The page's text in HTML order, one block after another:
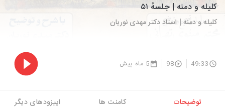
کلیله و دمنه | جلسهٔ ۵۱
کلیله و دمنه | استاد دکتر مهدی نوریان
49:33
98 5 ماه پیش
توضیحات کامنت ها اپیزودهای دیگر